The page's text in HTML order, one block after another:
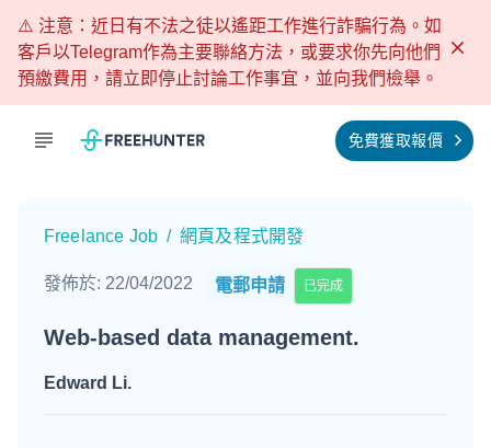
⚠️ 注意：近日有不法之徒以遙距工作進行詐騙行為。如
客戶以Telegram作為主要聯絡方法，或要求你先向他們
預繳費用，請立即停止討論工作事宜，並向我們檢舉。
免費獲取報價
Freelance Job / 網頁及程式開發
發佈於: 22/04/2022 電郵申請 已完成
Web-based data management.
Edward Li.